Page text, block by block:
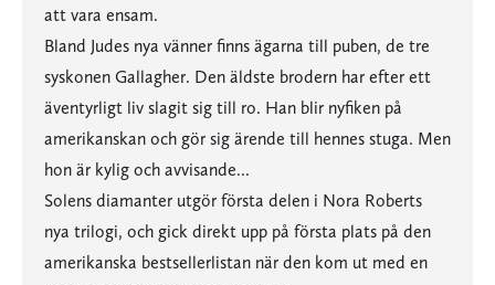
att vara ensam.
Bland Judes nya vänner finns ägarna till puben, de tre
syskonen Gallagher. Den äldste brodern har efter ett
äventyrligt liv slagit sig till ro. Han blir nyfiken på
amerikanskan och gör sig ärende till hennes stuga. Men
hon är kylig och avvisande...
Solens diamanter utgör första delen i Nora Roberts
nya trilogi, och gick direkt upp på första plats på den
amerikanska bestsellerlistan när den kom ut med en